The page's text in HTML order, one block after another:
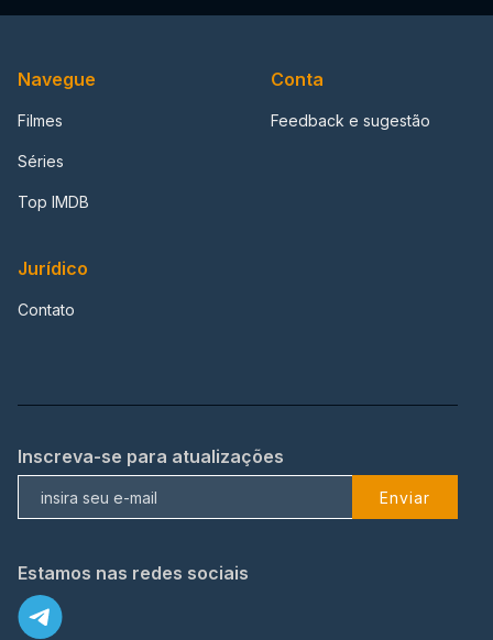
Navegue
Filmes
Séries
Top IMDB
Conta
Feedback e sugestão
Jurídico
Contato
Inscreva-se para atualizações
Enviar
Estamos nas redes sociais